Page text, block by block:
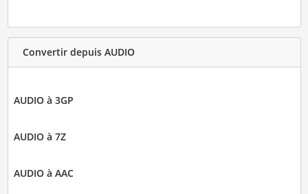
Convertir depuis AUDIO
AUDIO à 3GP
AUDIO à 7Z
AUDIO à AAC